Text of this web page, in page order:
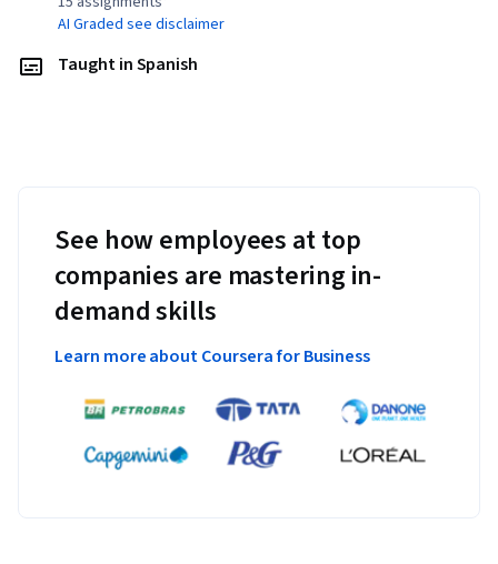
AI Graded see disclaimer
Taught in Spanish
See how employees at top
companies are mastering in-
demand skills
Learn more about Coursera for Business